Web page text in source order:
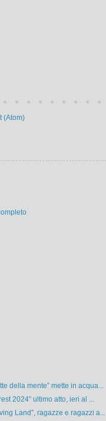
(Atom)
della mente” mette in acqua...
2024” ultimo atto, ieri al ...
Land”, ragazze e ragazzi a...